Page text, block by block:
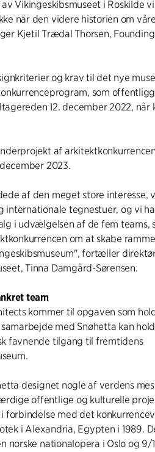
Vikingeskibsmuseet i Roskilde
når den videre historien om
Kjetil Trædal Thorsen,
og krav til det nye
som
12. december 2022, når
af
2023.
af den meget store interesse,
internationale tegnestuer, og vi
i udvælgelsen af de fem teams,
om at skabe
fortæller
Tinna Damgård-Sørensen.
team
kommer til opgaven som
med Snøhetta kan
favnende tilgang til fremtidens
designet nogle af verdens
offentlige og kulturelle
forbindelse med det
i Alexandria, Egypten i 1989.
norske nationalopera i Oslo og 9/